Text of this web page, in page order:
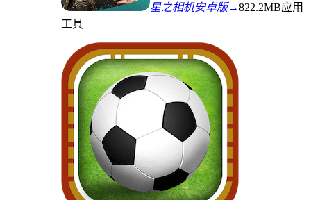
星之相机安卓版→822.2MB应用
工具